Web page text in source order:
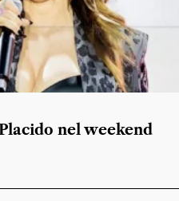
nel weekend